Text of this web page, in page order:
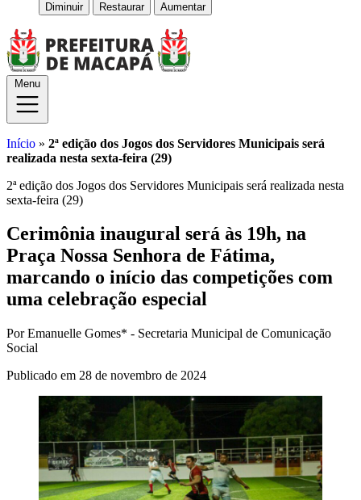
Diminuir Restaurar Aumentar
Menu
Início » 2ª edição dos Jogos dos Servidores Municipais será
realizada nesta sexta-feira (29)
2ª edição dos Jogos dos Servidores Municipais será realizada nesta
sexta-feira (29)
Cerimônia inaugural será às 19h, na
Praça Nossa Senhora de Fátima,
marcando o início das competições com
uma celebração especial
Por Emanuelle Gomes* - Secretaria Municipal de Comunicação
Social
Publicado em 28 de novembro de 2024